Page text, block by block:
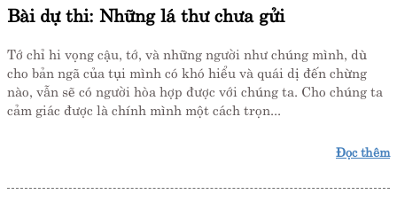
Bài dự thi: Những lá thư chưa gửi
Tớ chỉ hi vọng cậu, tớ, và những người như chúng mình, dù
cho bản ngã của tụi mình có khó hiểu và quái dị đến chừng
nào, vẫn sẽ có người hòa hợp được với chúng ta. Cho chúng ta
cảm giác được là chính mình một cách trọn...
Đọc thêm